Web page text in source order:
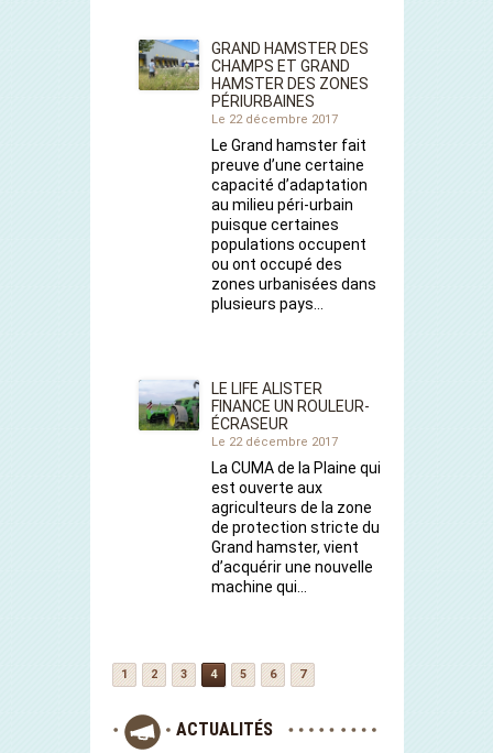
GRAND HAMSTER DES
CHAMPS ET GRAND
HAMSTER DES ZONES
PÉRIURBAINES
Le 22 décembre 2017
Le Grand hamster fait
preuve d’une certaine
capacité d’adaptation
au milieu péri-urbain
puisque certaines
populations occupent
ou ont occupé des
zones urbanisées dans
plusieurs pays…
LE LIFE ALISTER
FINANCE UN ROULEUR-
ÉCRASEUR
Le 22 décembre 2017
La CUMA de la Plaine qui
est ouverte aux
agriculteurs de la zone
de protection stricte du
Grand hamster, vient
d’acquérir une nouvelle
machine qui…
1 2 3 4 5 6 7
ACTUALITÉS